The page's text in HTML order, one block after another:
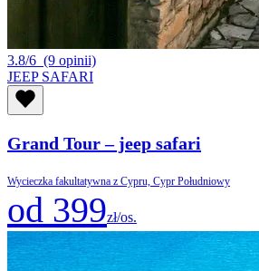
3.8/6 (9 opinii)
JEEP SAFARI
Grand Tour – jeep safari
Wycieczka fakultatywna z Cypru, Cypr Południowy
od 399zł/os.